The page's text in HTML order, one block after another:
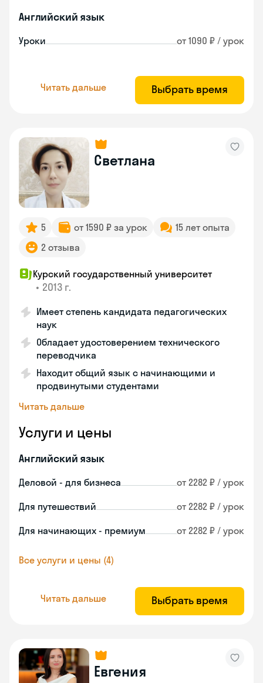
Английский язык
Уроки от 1090 ₽ / урок
Читать дальше Выбрать время
Светлана
5 от 1590 ₽ за урок
15 лет опыта
2 отзыва
Курский государственный университет
• 2013 г.
Имеет степень кандидата педагогических
наук
Обладает удостоверением технического
переводчика
Находит общий язык с начинающими и
продвинутыми студентами
Читать дальше
Услуги и цены
Английский язык
Деловой - для бизнеса от 2282 ₽ / урок
Для путешествий от 2282 ₽ / урок
Для начинающих - премиум от 2282 ₽ / урок
Все услуги и цены (4)
Читать дальше Выбрать время
Евгения